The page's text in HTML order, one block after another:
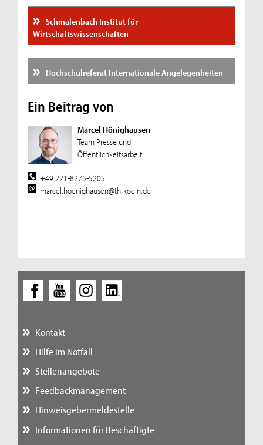
Schmalenbach Institut für
Wirtschaftswissenschaften
Hochschulreferat Internationale Angelegenheiten
Ein Beitrag von
Marcel Hönighausen
Team Presse und
Öffentlichkeitsarbeit
+49 221-8275-5205
marcel.hoenighausen@th-koeln.de
Kontakt
Hilfe im Notfall
Stellenangebote
Feedbackmanagement
Hinweisgebermeldestelle
Informationen für Beschäftigte